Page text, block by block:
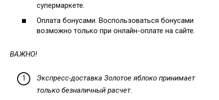
супермаркете.
Оплата бонусами. Воспользоваться бонусами
возможно только при онлайн-оплате на сайте.
ВАЖНО!
Экспресс-доставка Золотое яблоко принимает
только безналичный расчет.